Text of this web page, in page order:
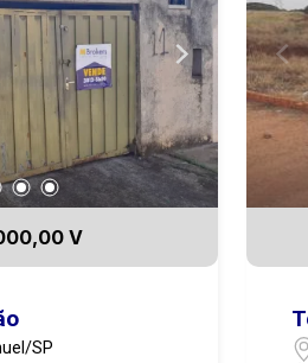
V
SP